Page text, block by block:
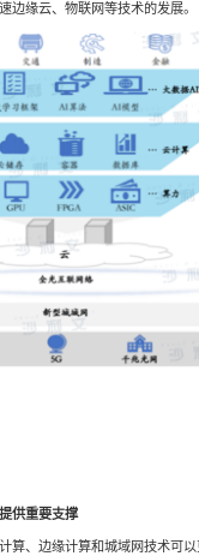
边缘云、物联网等技术的发展。
供重要支撑
算、边缘计算和城域网技术可